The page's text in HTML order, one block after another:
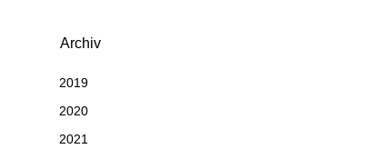
Archiv
2019
2020
2021